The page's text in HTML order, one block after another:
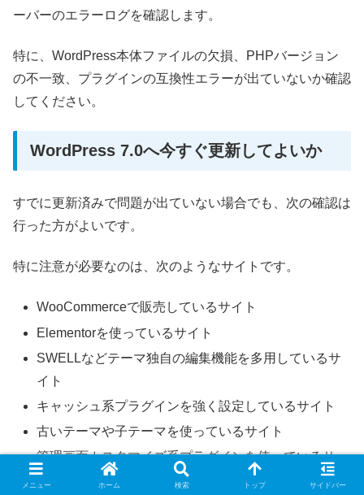
ーバーのエラーログを確認します。
特に、WordPress本体ファイルの欠損、PHPバージョン
の不一致、プラグインの互換性エラーが出ていないか確認
してください。
WordPress 7.0へ今すぐ更新してよいか
すでに更新済みで問題が出ていない場合でも、次の確認は
行った方がよいです。
特に注意が必要なのは、次のようなサイトです。
WooCommerceで販売しているサイト
Elementorを使っているサイト
SWELLなどテーマ独自の編集機能を多用しているサ
イト
キャッシュ系プラグインを強く設定しているサイト
古いテーマや子テーマを使っているサイト
管理画面カスタマイズ系プラグインを使っているサ
イト
メニュー ホーム 検索 トップ サイドバー